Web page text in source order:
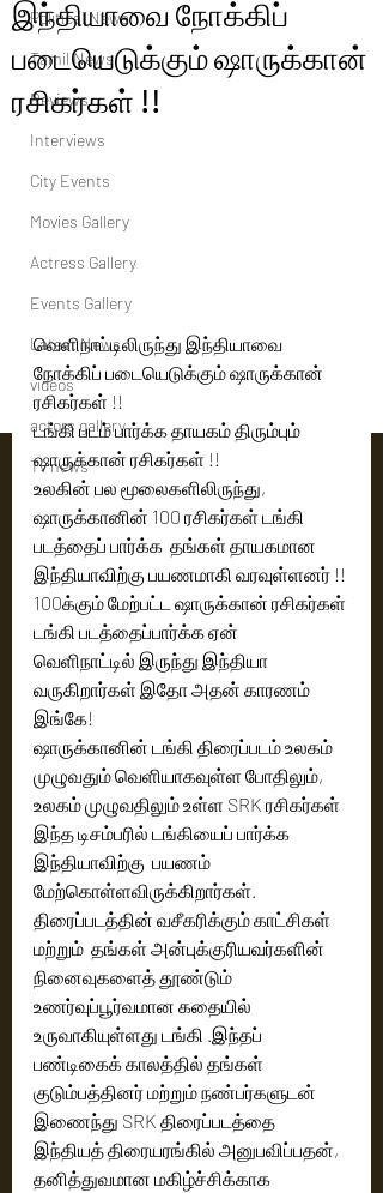
Political News
Tamil News
Reviews
Interviews
City Events
Movies Gallery
Actress Gallery
Events Gallery
Latest News
videos
actors gallery
Tv news
இந்தியாவை நோக்கிப்
படையெடுக்கும் ஷாருக்கான்
ரசிகர்கள் !!
வெளிநாட்டிலிருந்து இந்தியாவை
நோக்கிப் படையெடுக்கும் ஷாருக்கான்
ரசிகர்கள் !!
டங்கி படம் பார்க்க தாயகம் திரும்பும்
ஷாருக்கான் ரசிகர்கள் !!
உலகின் பல மூலைகளிலிருந்து,
ஷாருக்கானின் 100 ரசிகர்கள் டங்கி
படத்தைப் பார்க்க  தங்கள் தாயகமான
இந்தியாவிற்கு பயணமாகி வரவுள்ளனர் !!
100க்கும் மேற்பட்ட ஷாருக்கான் ரசிகர்கள்
டங்கி படத்தைப்பார்க்க ஏன்
வெளிநாட்டில் இருந்து இந்தியா
வருகிறார்கள் இதோ அதன் காரணம்
இங்கே!
ஷாருக்கானின் டங்கி திரைப்படம் உலகம்
முழுவதும் வெளியாகவுள்ள போதிலும்,
உலகம் முழுவதிலும் உள்ள SRK ரசிகர்கள்
இந்த டிசம்பரில் டங்கியைப் பார்க்க
இந்தியாவிற்கு  பயணம்
மேற்கொள்ளவிருக்கிறார்கள்.
திரைப்படத்தின் வசீகரிக்கும் காட்சிகள்
மற்றும்  தங்கள் அன்புக்குரியவர்களின்
நினைவுகளைத் தூண்டும்
உணர்வுப்பூர்வமான கதையில்
உருவாகியுள்ளது டங்கி .இந்தப்
பண்டிகைக் காலத்தில் தங்கள்
குடும்பத்தினர் மற்றும் நண்பர்களுடன்
இணைந்து SRK திரைப்படத்தை
இந்தியத் திரையரங்கில் அனுபவிப்பதன்,
தனித்துவமான மகிழ்ச்சிக்காக